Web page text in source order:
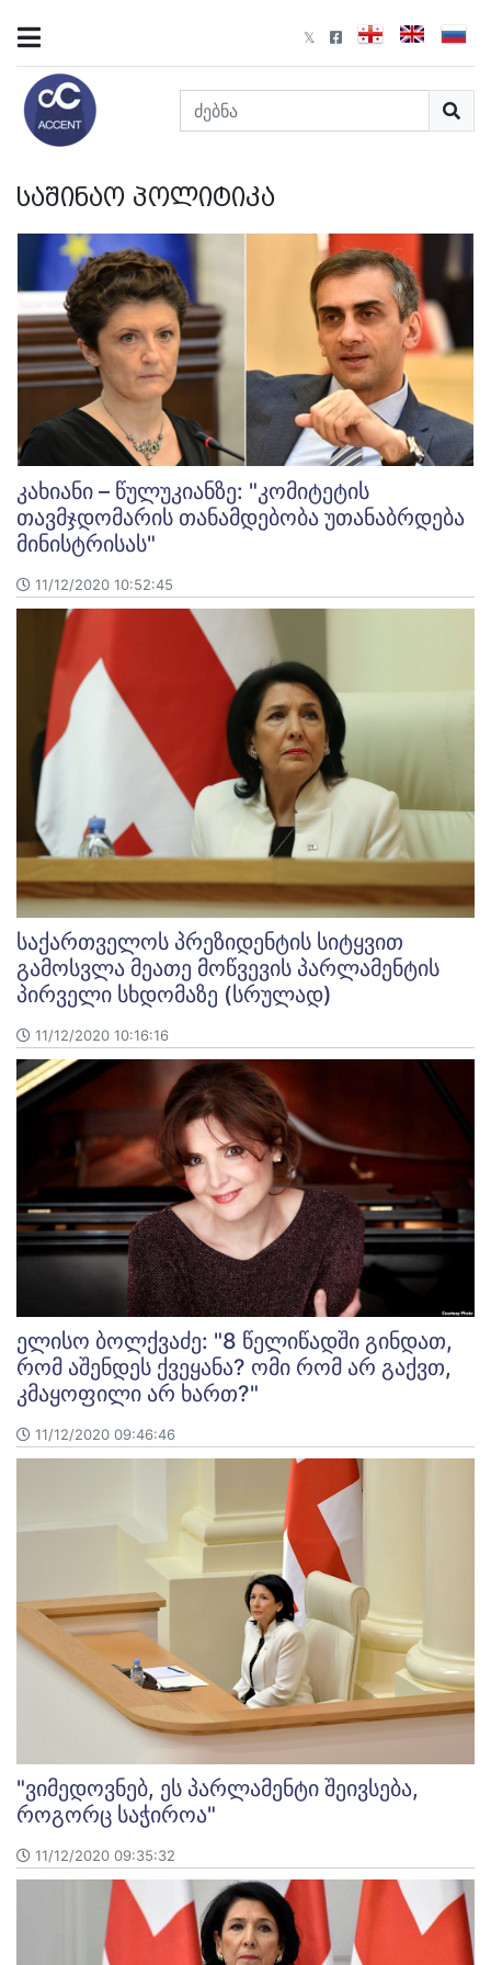
საშინაო პოლიტიკა
კახიანი – წულუკიანზე: "კომიტეტის
თავმჯდომარის თანამდებობა უთანაბრდება
მინისტრისას"
11/12/2020 10:52:45
საქართველოს პრეზიდენტის სიტყვით
გამოსვლა მეათე მოწვევის პარლამენტის
პირველი სხდომაზე (სრულად)
11/12/2020 10:16:16
ელისო ბოლქვაძე: "8 წელიწადში გინდათ,
რომ აშენდეს ქვეყანა? ომი რომ არ გაქვთ,
კმაყოფილი არ ხართ?"
11/12/2020 09:46:46
"ვიმედოვნებ, ეს პარლამენტი შეივსება,
როგორც საჭიროა"
11/12/2020 09:35:32